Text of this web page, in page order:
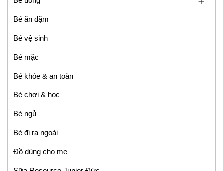
Bé ăn dặm
Bé vệ sinh
Bé mặc
Bé khỏe & an toàn
Bé chơi & học
Bé ngủ
Bé đi ra ngoài
Đồ dùng cho mẹ